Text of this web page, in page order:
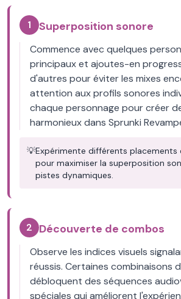
1 Superposition sonore
Commence avec quelques
principaux et ajoutes-en
d'autres pour éviter les mixes
attention aux profils sonores
chaque personnage pour créer
harmonieux dans Sprunki
💡Expérimente différents placements
pour maximiser la superposition
pistes dynamiques.
2 Découverte de combos
Observe les indices visuels
réussis. Certaines combinaisons
débloquent des séquences
spéciales qui améliorent